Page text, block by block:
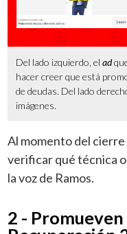
Del lado izquierdo, elad
hacer creer que está
de deudas. Del lado
imágenes.
Al momento del
verificar qué técnica
la voz de Ramos.
2 - Promueven